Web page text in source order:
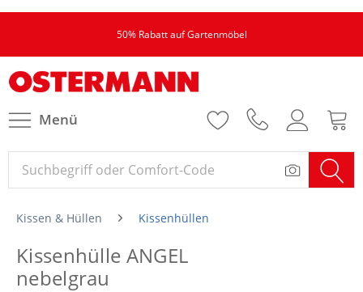
50% Rabatt auf Gartenmöbel
Menü
Kissen & Hüllen Kissenhüllen
Kissenhülle ANGEL
nebelgrau